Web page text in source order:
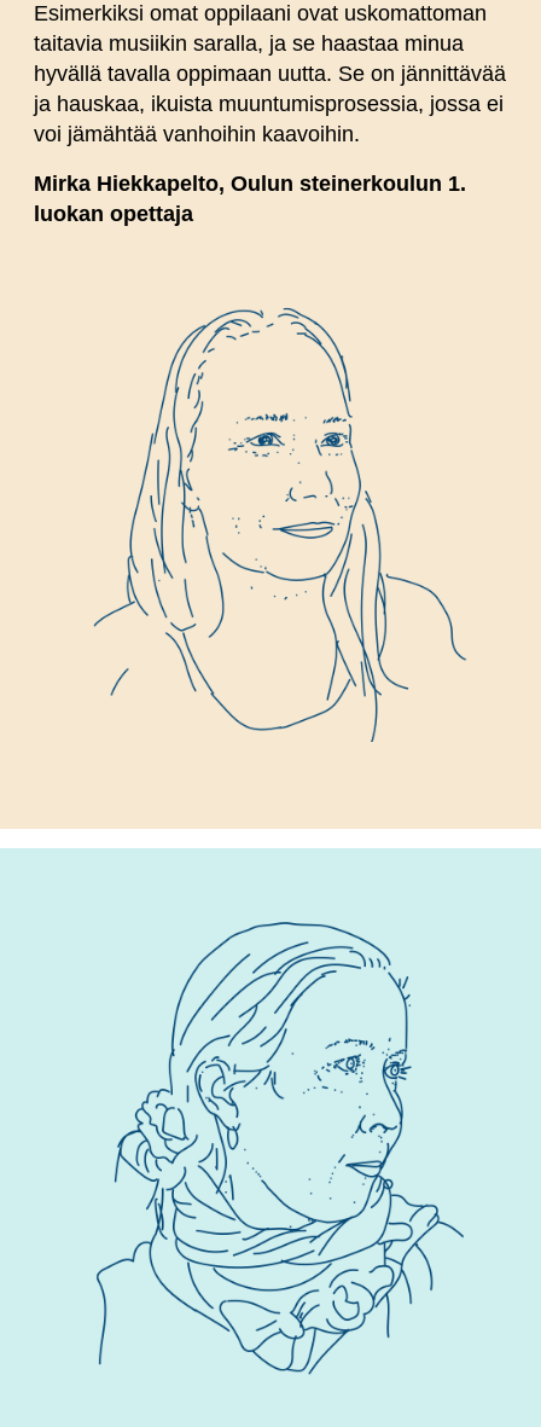
Esimerkiksi omat oppilaani ovat uskomattoman
taitavia musiikin saralla, ja se haastaa minua
hyvällä tavalla oppimaan uutta. Se on jännittävää
ja hauskaa, ikuista muuntumisprosessia, jossa ei
voi jämähtää vanhoihin kaavoihin.
Mirka Hiekkapelto, Oulun steinerkoulun 1.
luokan opettaja